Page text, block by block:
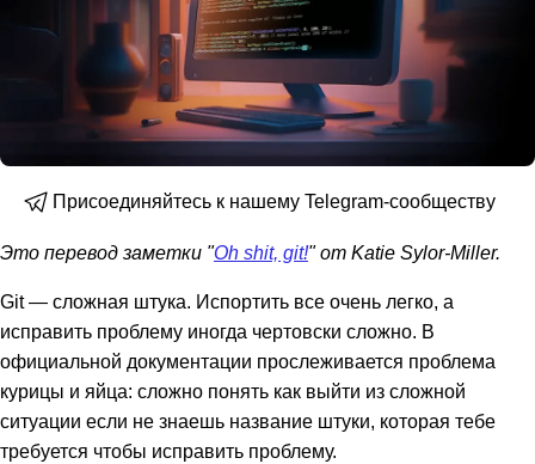
Присоединяйтесь к нашему Telegram-сообществу
Это перевод заметки "Oh shit, git!" от Katie Sylor-Miller.
Git — сложная штука. Испортить все очень легко, а
исправить проблему иногда чертовски сложно. В
официальной документации прослеживается проблема
курицы и яйца: сложно понять как выйти из сложной
ситуации если не знаешь название штуки, которая тебе
требуется чтобы исправить проблему.